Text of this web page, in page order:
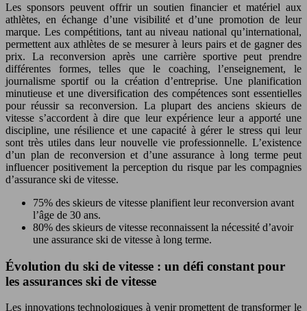
Les sponsors peuvent offrir un soutien financier et matériel aux
athlètes, en échange d’une visibilité et d’une promotion de leur
marque. Les compétitions, tant au niveau national qu’international,
permettent aux athlètes de se mesurer à leurs pairs et de gagner des
prix. La reconversion après une carrière sportive peut prendre
différentes formes, telles que le coaching, l’enseignement, le
journalisme sportif ou la création d’entreprise. Une planification
minutieuse et une diversification des compétences sont essentielles
pour réussir sa reconversion. La plupart des anciens skieurs de
vitesse s’accordent à dire que leur expérience leur a apporté une
discipline, une résilience et une capacité à gérer le stress qui leur
sont très utiles dans leur nouvelle vie professionnelle. L’existence
d’un plan de reconversion et d’une assurance à long terme peut
influencer positivement la perception du risque par les compagnies
d’assurance ski de vitesse.
75% des skieurs de vitesse planifient leur reconversion avant
l’âge de 30 ans.
80% des skieurs de vitesse reconnaissent la nécessité d’avoir
une assurance ski de vitesse à long terme.
Évolution du ski de vitesse : un défi constant pour
les assurances ski de vitesse
Les innovations technologiques à venir promettent de transformer le